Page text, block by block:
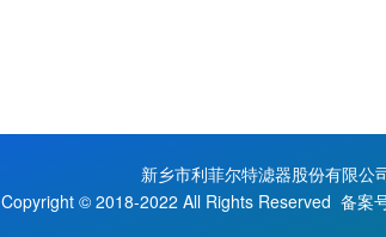
新乡市利菲尔特滤器股份有限公
Copyright © 2018-2022 All Rights Reserved 备案